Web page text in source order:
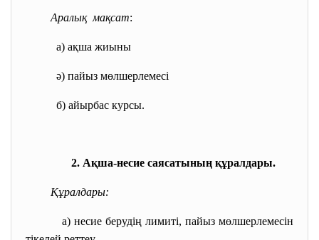
Аралық мақсат:
а) ақша жиыны
ә) пайыз мөлшерлемесі
б) айырбас курсы.
2. Ақша-несие саясатының құралдары.
Құралдары:
а) несие берудің лимиті, пайыз мөлшерлемесін